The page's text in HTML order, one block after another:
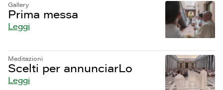
Gallery
Prima messa
Leggi
Meditazioni
Scelti per annunciarLo
Leggi